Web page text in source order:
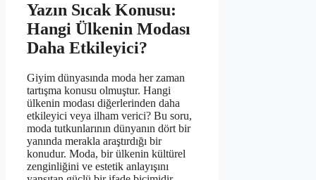
Yazın Sıcak Konusu:
Hangi Ülkenin Modası
Daha Etkileyici?
Giyim dünyasında moda her zaman
tartışma konusu olmuştur. Hangi
ülkenin modası diğerlerinden daha
etkileyici veya ilham verici? Bu soru,
moda tutkunlarının dünyanın dört bir
yanında merakla araştırdığı bir
konudur. Moda, bir ülkenin kültürel
zenginliğini ve estetik anlayışını